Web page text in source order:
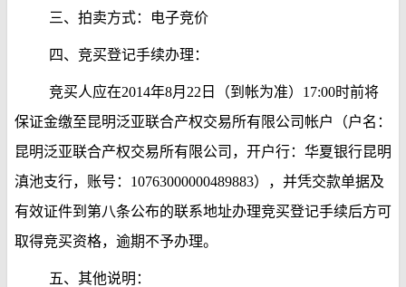
三、拍卖方式：电子竞价
四、竞买登记手续办理：
竞买人应在2014年8月22日（到帐为准）17:00时前将
保证金缴至昆明泛亚联合产权交易所有限公司帐户（户名：
昆明泛亚联合产权交易所有限公司，开户行：华夏银行昆明
滇池支行，账号：10763000000489883），并凭交款单据及
有效证件到第八条公布的联系地址办理竞买登记手续后方可
取得竞买资格，逾期不予办理。
五、其他说明：